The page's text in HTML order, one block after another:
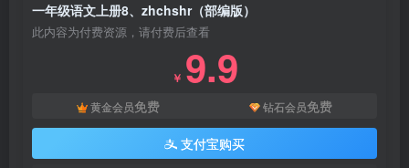
一年级语文上册8、zhchshr（部编版）
此内容为付费资源，请付费后查看
￥ 9.9
黄金会员免费 钻石会员免费
支付宝购买